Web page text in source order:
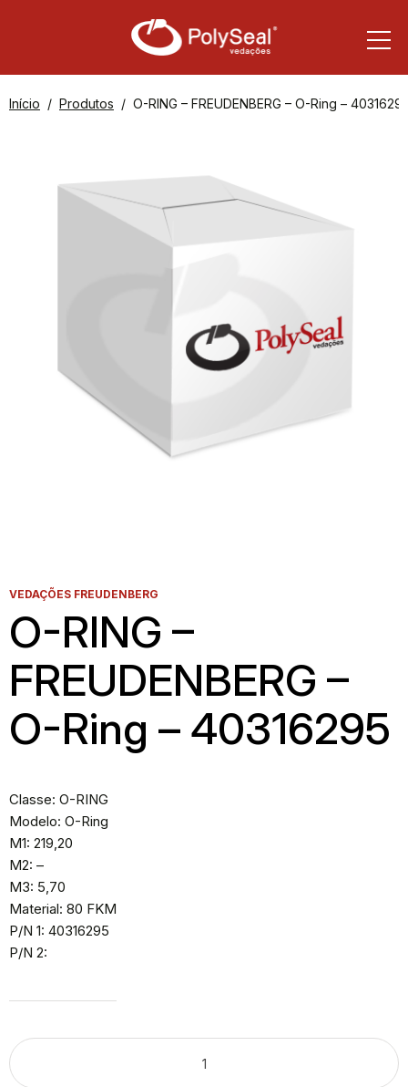
Início Produtos O-RING – FREUDENBERG – O-Ring –
VEDAÇÕES FREUDENBERG
O-RING –
FREUDENBERG –
O-Ring – 40316295
Classe: O-RING
Modelo: O-Ring
M1: 219,20
M2: –
M3: 5,70
Material: 80 FKM
P/N 1: 40316295
P/N 2: